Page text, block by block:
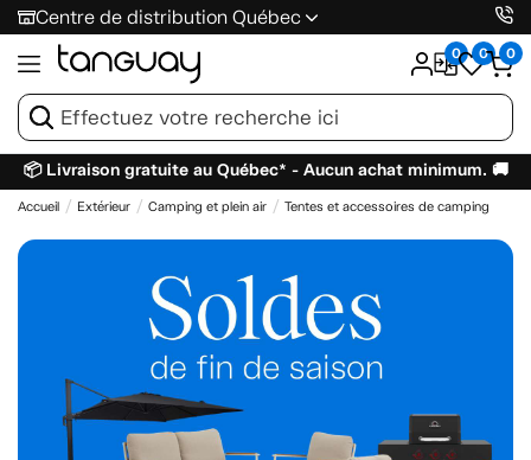
Centre de distribution Québec
0 0 0
📦 Livraison gratuite au Québec* - Aucun achat minimum. 🚚
Accueil Extérieur Camping et plein air Tentes et accessoires de camping